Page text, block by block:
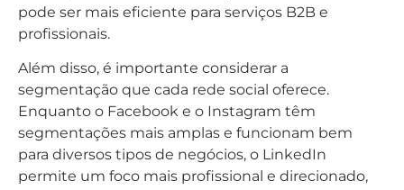
pode ser mais eficiente para serviços B2B e
profissionais.
Além disso, é importante considerar a
segmentação que cada rede social oferece.
Enquanto o Facebook e o Instagram têm
segmentações mais amplas e funcionam bem
para diversos tipos de negócios, o LinkedIn
permite um foco mais profissional e direcionado,